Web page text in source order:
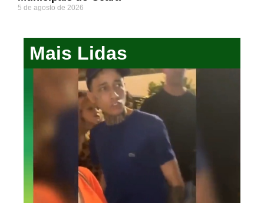
5 de agosto de 2026
Mais Lidas